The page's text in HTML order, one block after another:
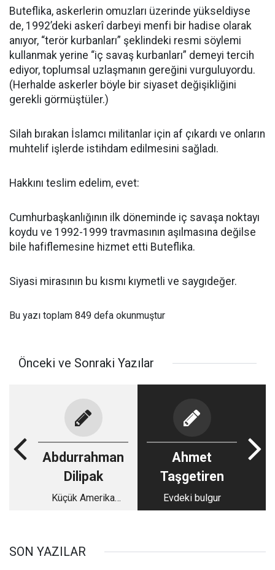
Buteflika, askerlerin omuzları üzerinde yükseldiyse
de, 1992’deki askerî darbeyi menfi bir hadise olarak
anıyor, “terör kurbanları” şeklindeki resmi söylemi
kullanmak yerine “iç savaş kurbanları” demeyi tercih
ediyor, toplumsal uzlaşmanın gereğini vurguluyordu.
(Herhalde askerler böyle bir siyaset değişikliğini
gerekli görmüştüler.)
Silah bırakan İslamcı militanlar için af çıkardı ve onların
muhtelif işlerde istihdam edilmesini sağladı.
Hakkını teslim edelim, evet:
Cumhurbaşkanlığının ilk döneminde iç savaşa noktayı
koydu ve 1992-1999 travmasının aşılmasına değilse
bile hafiflemesine hizmet etti Buteflika.
Siyasi mirasının bu kısmı kıymetli ve saygıdeğer.
Bu yazı toplam 849 defa okunmuştur
Önceki ve Sonraki Yazılar
Abdurrahman
Dilipak
Küçük Amerika
Ahmet
Taşgetiren
Evdeki bulgur
SON YAZILAR